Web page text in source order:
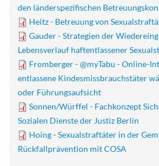
den länderspezifischen
Heitz - Betreuung von
Gauder - Strategien der
Lebensverlauf haftentlassener
Fromberger - @myTabu - Online-
entlassene Kindesmissbrauchstäter
oder Führungsaufsicht
Sonnen/Würffel - Fachkonzept
Sozialen Dienste der Justiz Berlin
Hoing - Sexualstraftäter in der
Rückfallprävention mit COSA